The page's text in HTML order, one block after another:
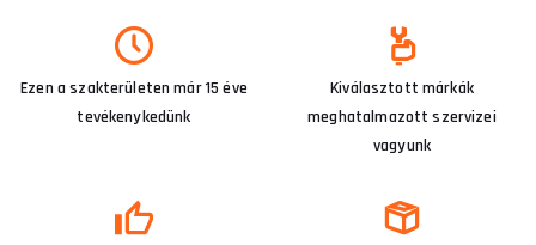
Ezen a szakterületen már 15 éve
tevékenykedünk
Kiválasztott márkák
meghatalmazott szervizei
vagyunk